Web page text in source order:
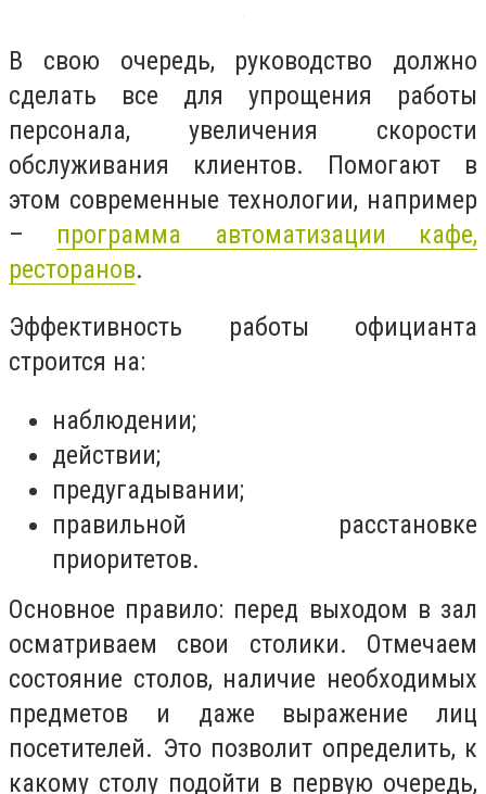
В свою очередь, руководство должно
сделать все для упрощения работы
персонала, увеличения скорости
обслуживания клиентов. Помогают в
этом современные технологии, например
– программа автоматизации кафе,
ресторанов.
Эффективность работы официанта
строится на:
наблюдении;
действии;
предугадывании;
правильной расстановке
приоритетов.
Основное правило: перед выходом в зал
осматриваем свои столики. Отмечаем
состояние столов, наличие необходимых
предметов и даже выражение лиц
посетителей. Это позволит определить, к
какому столу подойти в первую очередь,